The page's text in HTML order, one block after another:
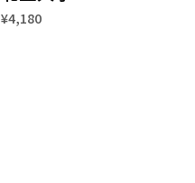
¥4,180